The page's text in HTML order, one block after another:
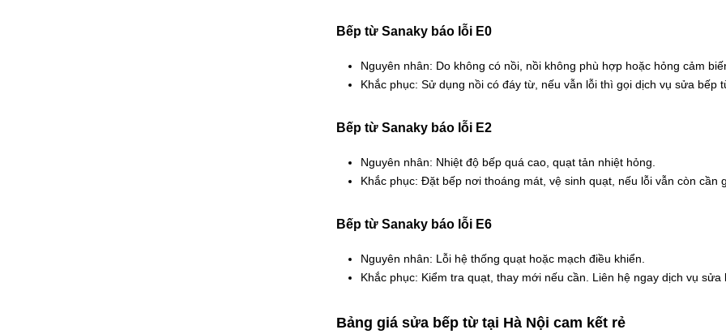
Bếp từ Sanaky báo lỗi E0
Nguyên nhân: Do không có nồi, nồi không phù hợp hoặc hỏng cảm
Khắc phục: Sử dụng nồi có đáy từ, nếu vẫn lỗi thì gọi dịch vụ sửa bếp
Bếp từ Sanaky báo lỗi E2
Nguyên nhân: Nhiệt độ bếp quá cao, quạt tản nhiệt hỏng.
Khắc phục: Đặt bếp nơi thoáng mát, vệ sinh quạt, nếu lỗi vẫn còn cần
Bếp từ Sanaky báo lỗi E6
Nguyên nhân: Lỗi hệ thống quạt hoặc mạch điều khiển.
Khắc phục: Kiểm tra quạt, thay mới nếu cần. Liên hệ ngay dịch vụ
Bảng giá sửa bếp từ tại Hà Nội cam kết rẻ